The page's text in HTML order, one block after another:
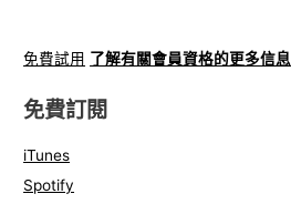
免費試用 了解有關會員資格的更多信息
免費訂閱
iTunes
Spotify